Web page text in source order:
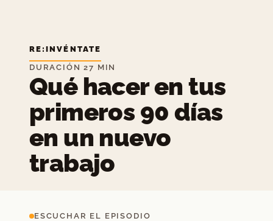
RE:INVÉNTATE
DURACIÓN 27 MIN
Qué hacer en tus
primeros 90 días
en un nuevo
trabajo
ESCUCHAR EL EPISODIO